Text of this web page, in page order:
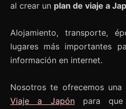
al crear un plan de viaje a
Alojamiento, transporte,
lugares más importantes
información en internet.
Nosotros te ofrecemos una
Viaje a Japónpara que